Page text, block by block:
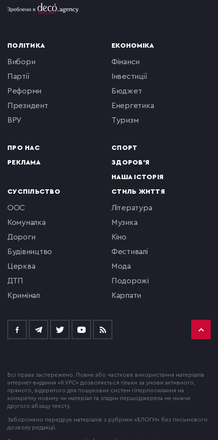
ПОЛІТИКА
вибори
партії
реформи
президент
ВРУ
ПРО НАС
РЕКЛАМА
ЕКОНОМІКА
фінанси
інвестиції
бюджет
енергетика
туризм
СПОРТ
ЗДОРОВ'Я
НАША ІСТОРІЯ
СУСПІЛЬСТВО
ООС
комуналка
Дороги
будівництво
церква
ДТП
кримінал
СТИЛЬ ЖИТТЯ
література
музика
кіно
фестивалі
мода
подорожі
Карпати
Всі права застережено. Повне або часткове використання матеріалів
інтернет-видання «КУРС» дозволяється тільки за умови активного,
прямого, відкритого для пошукових систем гіперпосилання на
конкретну новину чи матеріал та згадки першоджерела не нижче
другого абзацу тексту.
Заборонено передрук матеріалів з рубрики «БЛОГИ» без письмового
дозволу редакції.